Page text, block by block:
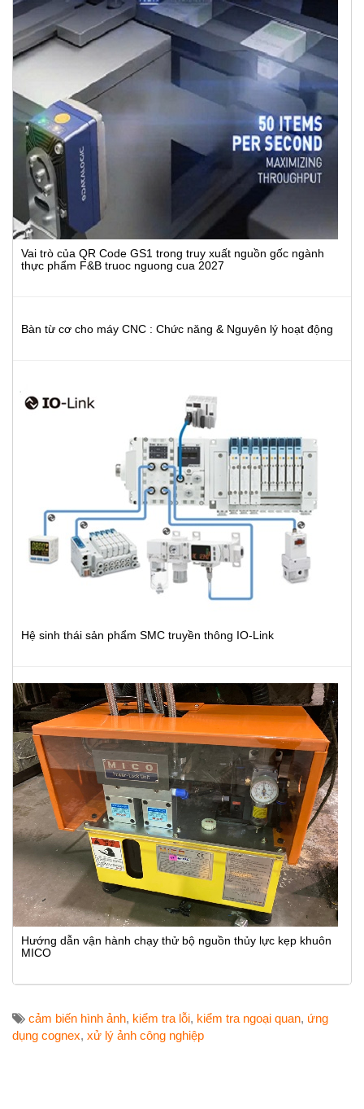
Vai trò của QR Code GS1 trong truy xuất nguồn gốc ngành
thực phẩm F&B truoc nguong cua 2027
Bàn từ cơ cho máy CNC : Chức năng & Nguyên lý hoạt động
Hệ sinh thái sản phẩm SMC truyền thông IO-Link
Hướng dẫn vận hành chạy thử bộ nguồn thủy lực kẹp khuôn
MICO
cảm biến hình ảnh, kiểm tra lỗi, kiểm tra ngoại quan, ứng
dụng cognex, xử lý ảnh công nghiệp